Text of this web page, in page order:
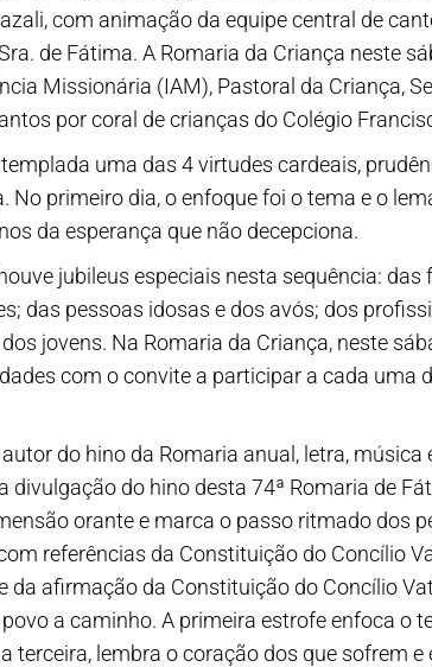
com animação da equipe central de
de Fátima. A Romaria da Criança neste
Missionária (IAM), Pastoral da Criança,
por coral de crianças do Colégio
uma das 4 virtudes cardeais,
primeiro dia, o enfoque foi o tema e o
da esperança que não decepciona.
jubileus especiais nesta sequência:
das pessoas idosas e dos avós; dos
jovens. Na Romaria da Criança, neste
com o convite a participar a cada uma
do hino da Romaria anual, letra,
do hino desta 74ª Romaria de
orante e marca o passo ritmado dos
referências da Constituição do Concílio
da afirmação da Constituição do Concílio
a caminho. A primeira estrofe enfoca o
terceira, lembra o coração dos que sofrem